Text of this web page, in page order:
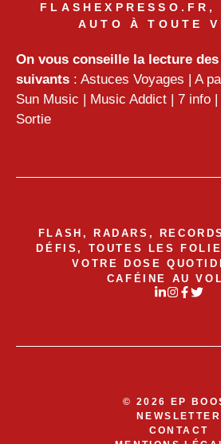
AUTO À TOUTE
On vous conseille la lecture
suivants : Astuces Voyages | A
Sun Music | Music Addict | 7 info |
Sortie
FLASH, RADARS,
DÉFIS, TOUTES LES
VOTRE DOSE
CAFÉINE AU
© 2026 EP
NEWSLETTER
CONTACT